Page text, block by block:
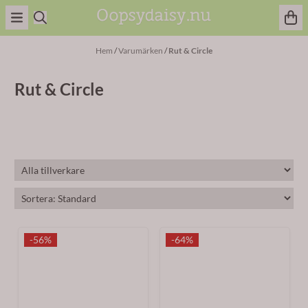
Hoppa till innehåll
Hem /Varumärken /Rut & Circle
Rut & Circle
-56% -64%